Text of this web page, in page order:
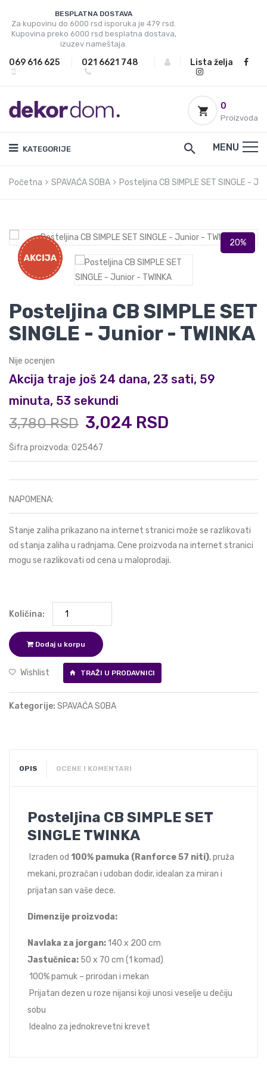
BESPLATNA DOSTAVA
Za kupovinu do 6000 rsd isporuka je 479 rsd.
Kupovina preko 6000 rsd besplatna dostava,
izuzev nameštaja.
069 616 625 021 6621 748 Lista želja
0
Proizvoda
KATEGORIJE MENU
Početna SPAVAĆA SOBA Posteljina CB SIMPLE SET SINGLE -
Posteljina CB SIMPLE SET
SINGLE - Junior - TWINKA
Nije ocenjen
Akcija traje još 24 dana, 23 sati, 59
minuta, 53 sekundi
3,780 RSD 3,024 RSD
Šifra proizvoda: 025467
NAPOMENA:
Stanje zaliha prikazano na internet stranici može se razlikovati
od stanja zaliha u radnjama. Cene proizvoda na internet stranici
mogu se razlikovati od cena u maloprodaji.
Količina:
Dodaj u korpu
Wishlist TRAŽI U PRODAVNICI
Kategorije: SPAVAĆA SOBA
OPIS OCENE I KOMENTARI
Posteljina CB SIMPLE SET
SINGLE TWINKA
Izrađen od 100% pamuka (Ranforce 57 niti), pruža
mekani, prozračan i udoban dodir, idealan za miran i
prijatan san vaše dece.
Dimenzije proizvoda:
Navlaka za jorgan:140 x 200 cm
Jastučnica: 50 x 70 cm (1 komad)
100% pamuk – prirodan i mekan
Prijatan dezen u roze nijansi koji unosi veselje u dečiju
sobu
Idealno za jednokrevetni krevet